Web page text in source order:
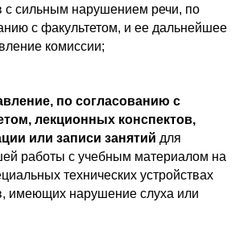
с сильным нарушением речи, по
с факультетом, и ее дальнейшее
комиссии;
по согласованию с
лекционных конспектов,
или записи занятий для
работы с учебным материалом на
технических устройствах
имеющих нарушение слуха или